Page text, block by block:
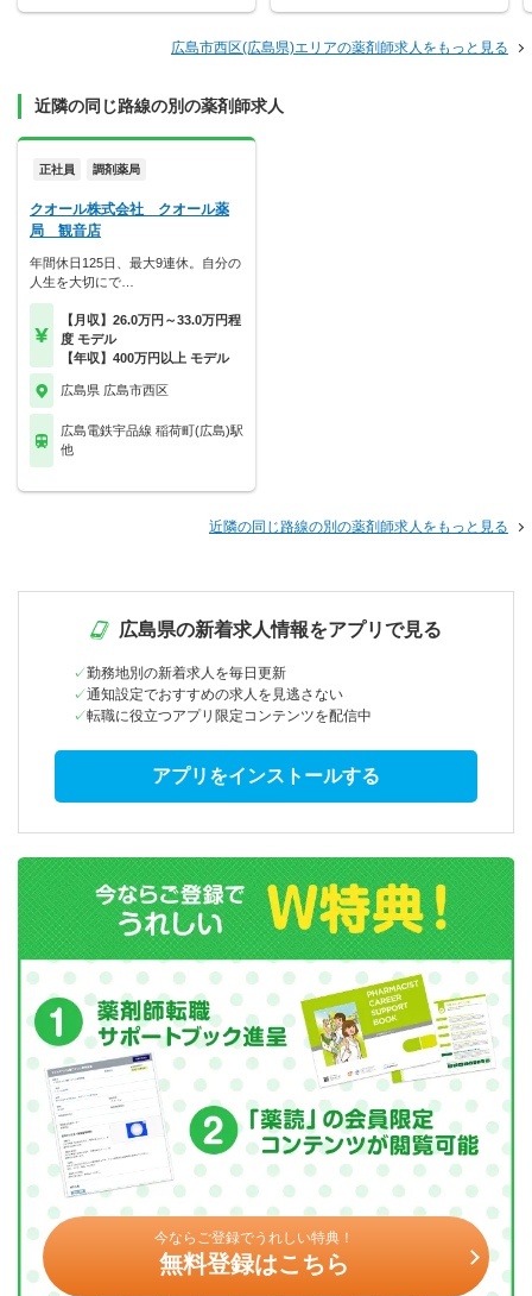
広島市西区(広島県)エリアの薬剤師求人をもっと見る
近隣の同じ路線の別の薬剤師求人
正社員 調剤薬局
クオール株式会社 クオール薬
局 観音店
年間休日125日、最大9連休。自分の
人生を大切にで…
【月収】26.0万円～33.0万円程
度 モデル
【年収】400万円以上 モデル
広島県 広島市西区
広島電鉄宇品線 稲荷町(広島)駅
他
近隣の同じ路線の別の薬剤師求人をもっと見る
広島県の新着求人情報をアプリで見る
勤務地別の新着求人を毎日更新
通知設定でおすすめの求人を見逃さない
転職に役立つアプリ限定コンテンツを配信中
アプリをインストールする
今ならご登録でうれしい特典！
無料登録はこちら